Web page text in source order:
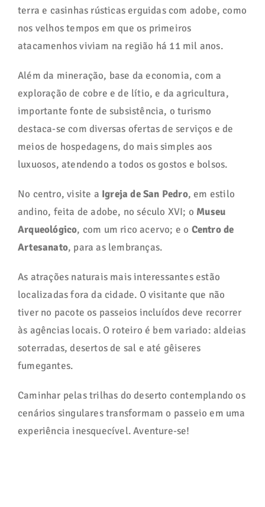
terra e casinhas rústicas erguidas com adobe, como
nos velhos tempos em que os primeiros
atacamenhos viviam na região há 11 mil anos.
Além da mineração, base da economia, com a
exploração de cobre e de lítio, e da agricultura,
importante fonte de subsistência, o turismo
destaca-se com diversas ofertas de serviços e de
meios de hospedagens, do mais simples aos
luxuosos, atendendo a todos os gostos e bolsos.
No centro, visite a Igreja de San Pedro, em estilo
andino, feita de adobe, no século XVI; o Museu
Arqueológico, com um rico acervo; e o Centro de
Artesanato, para as lembranças.
As atrações naturais mais interessantes estão
localizadas fora da cidade. O visitante que não
tiver no pacote os passeios incluídos deve recorrer
às agências locais. O roteiro é bem variado: aldeias
soterradas, desertos de sal e até gêiseres
fumegantes.
Caminhar pelas trilhas do deserto contemplando os
cenários singulares transformam o passeio em uma
experiência inesquecível. Aventure-se!